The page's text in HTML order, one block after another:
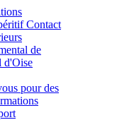
Contact
de
d'Oise
pour des